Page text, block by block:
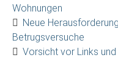
Wohnungen
Neue
Betrugsversuche
Vorsicht vor Links